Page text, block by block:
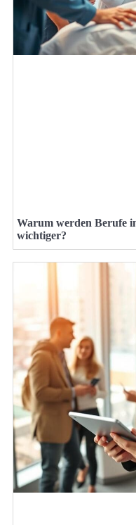
Warum werden Berufe
wichtiger?